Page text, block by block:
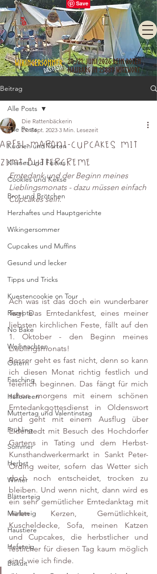
Beitrag
Alle Posts
Kuchen und Torten
Kleines und Feines
Cookies und Kekse
Brot und Brötchen
Herzhaftes und Hauptgerichte
Wikingersommer
Cupcakes und Muffins
Gesund und lecker
Tipps und Tricks
Kuestencookie on Tour
Rezepte
No Bake
Weihnachten
Ostern
Fasching
Halloween
Muttertag und Valentinstag
Frühling
Sommer
Herbst
Winter
Blätterteig
Mürbteig
Haustiere
Hefeteig
Biskuit
Alle Posts
Apfel-Maroni-Cupcakes mit
Zimt-Buttercreme
Die Rattenbäckerin
29. Sept. 2023 3 Min. Lesezeit
Erntedank und der Beginn meines
Lieblingsmonats - dazu müssen einfach
Cupcakes sein.
Ach was ist das doch ein wunderbarer
Tag! Das Erntedankfest, eines meiner
liebsten kirchlichen Feste, fällt auf den
1. Oktober - den Beginn meines
Lieblingsmonats!
Besser geht es fast nicht, denn so kann
ich diesen Monat richtig festlich und
feierlich beginnen. Das fängt für mich
schon morgens mit einem schönen
Erntedankgottesdienst in Oldenswort
und geht mit einem Ausflug über
Eiderstedt mit Besuch des Hochdorfer
Gartens in Tating und dem Herbst-
Kunsthandwerkermarkt in Sankt Peter-
Ording weiter, sofern das Wetter sich
doch noch entscheidet, trocken zu
bleiben. Und wenn nicht, dann wird es
ein sehr gemütlicher Erntedanktag mit
vielen Kerzen, Gemütlichkeit,
Kuscheldecke, Sofa, meinen Katzen
und Cupcakes, die herbstlicher und
festlicher für diesen Tag kaum möglich
sind, wie ich finde.